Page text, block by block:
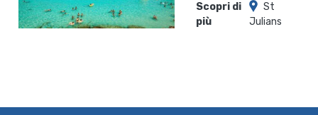
Scopri di
più
St
Julians